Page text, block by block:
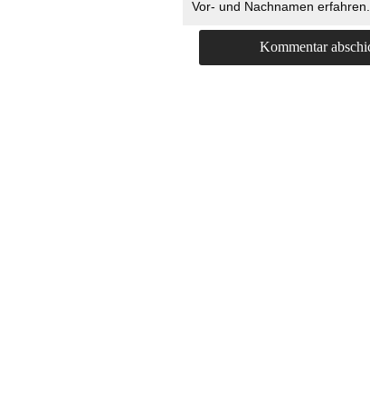
Vor- und Nachnamen erfahren.